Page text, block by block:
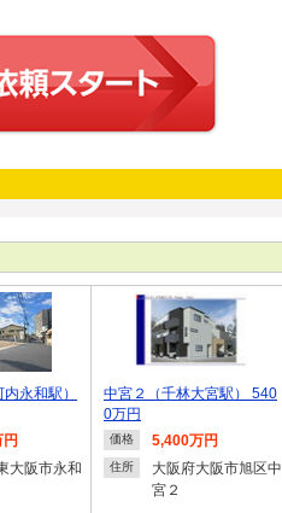
永和駅）
大阪市永和
中宮２（千林大宮駅） 540
0万円
価格 5,400万円
住所
大阪府大阪市旭区中
宮２